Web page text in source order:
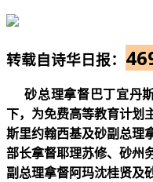
转载自诗华日报：
砂总理拿督巴丁宜丹
下，为免费高等教育计划
斯里约翰西基及砂副总理
部长拿督耶理苏修、砂州
副总理拿督阿玛沈桂贤及